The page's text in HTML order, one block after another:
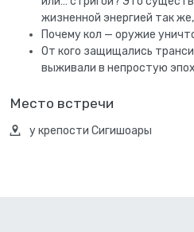
жизненной энергией так
Почему кол — оружие
От кого защищались
выживали в непростую
Место встречи
у крепости Сигишоары